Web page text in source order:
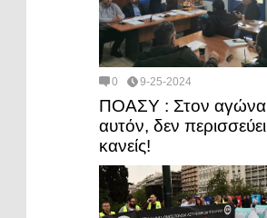
0 9-25-2024
ΠΟΑΣΥ : Στον αγώνα
αυτόν, δεν περισσεύει
κανείς!